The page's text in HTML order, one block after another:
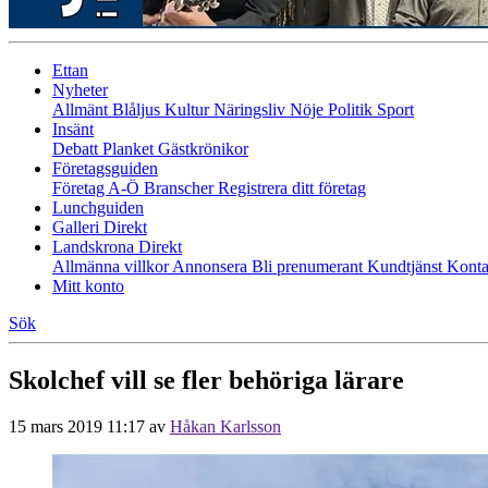
Ettan
Nyheter
Allmänt Blåljus KulturNäringsliv Nöje Politik Sport
Insänt
Debatt Planket Gästkrönikor
Företagsguiden
Företag A-Ö BranscherRegistrera ditt företag
Lunchguiden
Galleri Direkt
Landskrona Direkt
Allmänna villkorAnnonsera Bli prenumerant Kundtjänst
Mitt konto
Sök
Skolchef vill se fler behöriga lärare
15 mars 2019 11:17 av Håkan Karlsson